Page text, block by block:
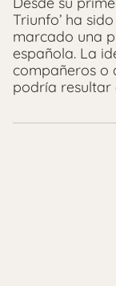
Triunfo’ ha
marcado una
española. La
compañeros o
podría